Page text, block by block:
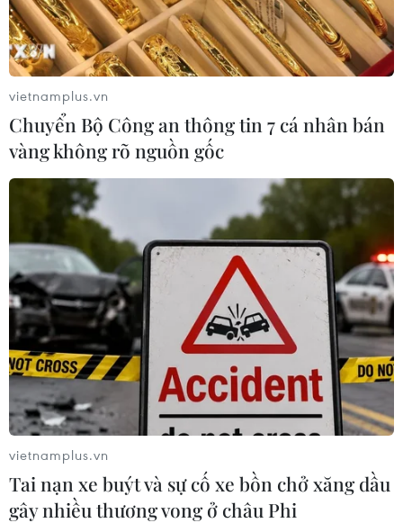
vietnamplus.vn
Chuyển Bộ Công an thông tin 7 cá nhân bán
vàng không rõ nguồn gốc
vietnamplus.vn
Tai nạn xe buýt và sự cố xe bồn chở xăng dầu
gây nhiều thương vong ở châu Phi